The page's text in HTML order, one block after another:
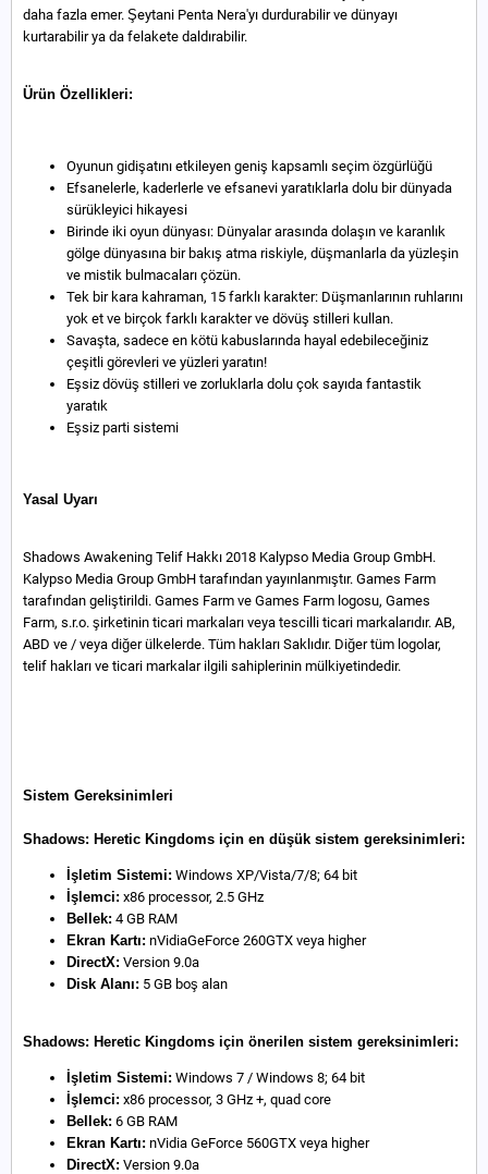
daha fazla emer. Şeytani Penta Nera'yı durdurabilir ve dünyayı
kurtarabilir ya da felakete daldırabilir.
Ürün Özellikleri:
Oyunun gidişatını etkileyen geniş kapsamlı seçim özgürlüğü
Efsanelerle, kaderlerle ve efsanevi yaratıklarla dolu bir dünyada
sürükleyici hikayesi
Birinde iki oyun dünyası: Dünyalar arasında dolaşın ve karanlık
gölge dünyasına bir bakış atma riskiyle, düşmanlarla da yüzleşin
ve mistik bulmacaları çözün.
Tek bir kara kahraman, 15 farklı karakter: Düşmanlarının ruhlarını
yok et ve birçok farklı karakter ve dövüş stilleri kullan.
Savaşta, sadece en kötü kabuslarında hayal edebileceğiniz
çeşitli görevleri ve yüzleri yaratın!
Eşsiz dövüş stilleri ve zorluklarla dolu çok sayıda fantastik
yaratık
Eşsiz parti sistemi
Yasal Uyarı
Shadows Awakening Telif Hakkı 2018 Kalypso Media Group GmbH.
Kalypso Media Group GmbH tarafından yayınlanmıştır. Games Farm
tarafından geliştirildi. Games Farm ve Games Farm logosu, Games
Farm, s.r.o. şirketinin ticari markaları veya tescilli ticari markalarıdır. AB,
ABD ve / veya diğer ülkelerde. Tüm hakları Saklıdır. Diğer tüm logolar,
telif hakları ve ticari markalar ilgili sahiplerinin mülkiyetindedir.
Sistem Gereksinimleri
Shadows: Heretic Kingdoms için en düşük sistem gereksinimleri:
İşletim Sistemi: Windows XP/Vista/7/8; 64 bit
İşlemci: x86 processor, 2.5 GHz
Bellek: 4 GB RAM
Ekran Kartı: nVidiaGeForce 260GTX veya higher
DirectX: Version 9.0a
Disk Alanı: 5 GB boş alan
Shadows: Heretic Kingdoms için önerilen sistem gereksinimleri:
İşletim Sistemi: Windows 7 / Windows 8; 64 bit
İşlemci: x86 processor, 3 GHz +, quad core
Bellek: 6 GB RAM
Ekran Kartı: nVidia GeForce 560GTX veya higher
DirectX: Version 9.0a